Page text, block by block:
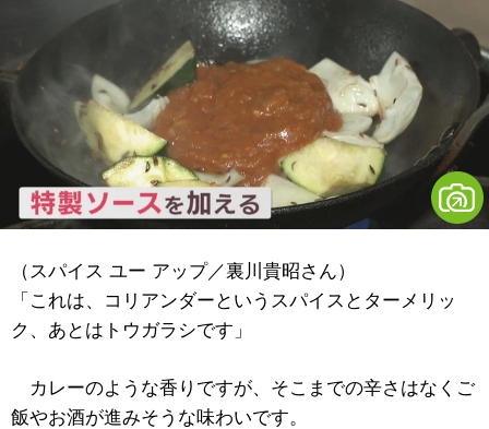
（スパイス ユー アップ／裏川貴昭さん）
「これは、コリアンダーというスパイスとターメリッ
ク、あとはトウガラシです」
カレーのような香りですが、そこまでの辛さはなくご
飯やお酒が進みそうな味わいです。